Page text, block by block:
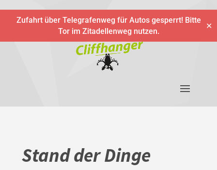
Zufahrt über Telegrafenweg für Autos gesperrt! Bitte
Tor im Zitadellenweg nutzen.
✕
Stand der Dinge